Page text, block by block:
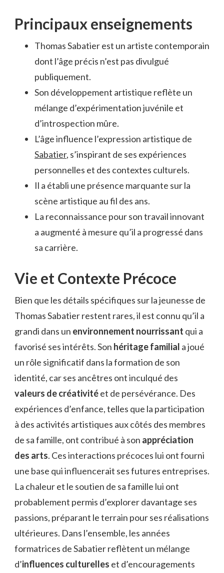
Principaux enseignements
Thomas Sabatier est un artiste contemporain
dont l’âge précis n’est pas divulgué
publiquement.
Son développement artistique reflète un
mélange d’expérimentation juvénile et
d’introspection mûre.
L’âge influence l’expression artistique de
Sabatier, s’inspirant de ses expériences
personnelles et des contextes culturels.
Il a établi une présence marquante sur la
scène artistique au fil des ans.
La reconnaissance pour son travail innovant
a augmenté à mesure qu’il a progressé dans
sa carrière.
Vie et Contexte Précoce
Bien que les détails spécifiques sur la jeunesse de
Thomas Sabatier restent rares, il est connu qu’il a
grandi dans un environnement nourrissant qui a
favorisé ses intérêts. Son héritage familial a joué
un rôle significatif dans la formation de son
identité, car ses ancêtres ont inculqué des
valeurs de créativitéet de persévérance. Des
expériences d’enfance, telles que la participation
à des activités artistiques aux côtés des membres
de sa famille, ont contribué à son appréciation
des arts. Ces interactions précoces lui ont fourni
une base qui influencerait ses futures entreprises.
La chaleur et le soutien de sa famille lui ont
probablement permis d’explorer davantage ses
passions, préparant le terrain pour ses réalisations
ultérieures. Dans l’ensemble, les années
formatrices de Sabatier reflètent un mélange
d’influences culturelles et d’encouragements